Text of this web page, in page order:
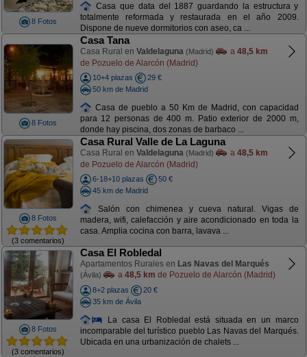
8 Fotos
Casa que data del 1887 guardando la estructura y
totalmente reformada y restaurada en el año 2009.
Dispone de nueve dormitorios con aseo, ca ...
8 Fotos
Casa Tana
Casa Rural en Valdelaguna (Madrid) a 48,5 km
de Pozuelo de Alarcón (Madrid)
10+4 plazas
29 €
50 km de Madrid
Casa de pueblo a 50 Km de Madrid, con capacidad
para 12 personas de 400 m. Patio exterior de 2000 m,
donde hay piscina, dos zonas de barbaco ...
8 Fotos
(3 comentarios)
Casa Rural Valle de La Laguna
Casa Rural en Valdelaguna (Madrid) a 48,5 km
de Pozuelo de Alarcón (Madrid)
6-18+10 plazas
50 €
45 km de Madrid
Salón con chimenea y cueva natural. Vigas de
madera, wifi, calefacción y aire acondicionado en toda la
casa. Amplia cocina con barra, lavava ...
8 Fotos
(3 comentarios)
Casa El Robledal
Apartamentos Rurales en Las Navas del Marqués
(Ávila) a 48,5 km de Pozuelo de Alarcón (Madrid)
8+2 plazas
20 €
35 km de Ávila
La casa El Robledal está situada en un marco
incomparable del turístico pueblo Las Navas del Marqués.
Ubicada en una urbanización de chalets ...